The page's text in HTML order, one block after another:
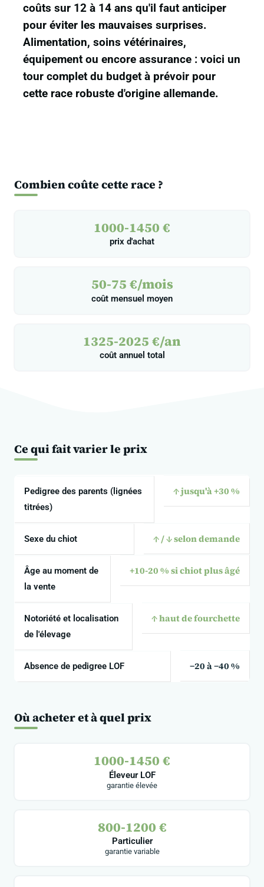
coûts sur 12 à 14 ans qu'il faut anticiper
pour éviter les mauvaises surprises.
Alimentation, soins vétérinaires,
équipement ou encore assurance : voici un
tour complet du budget à prévoir pour
cette race robuste d'origine allemande.
Combien coûte cette race ?
1000-1450 €
prix d'achat
50-75 €/mois
coût mensuel moyen
1325-2025 €/an
coût annuel total
Ce qui fait varier le prix
Pedigree des parents (lignées
titrées)
↑ jusqu'à +30 %
Sexe du chiot ↑ / ↓ selon demande
Âge au moment de
la vente
+10-20 % si chiot plus âgé
Notoriété et localisation
de l'élevage
↑ haut de fourchette
Absence de pedigree LOF −20 à −40 %
Où acheter et à quel prix
1000-1450 €
Éleveur LOF
garantie élevée
800-1200 €
Particulier
garantie variable